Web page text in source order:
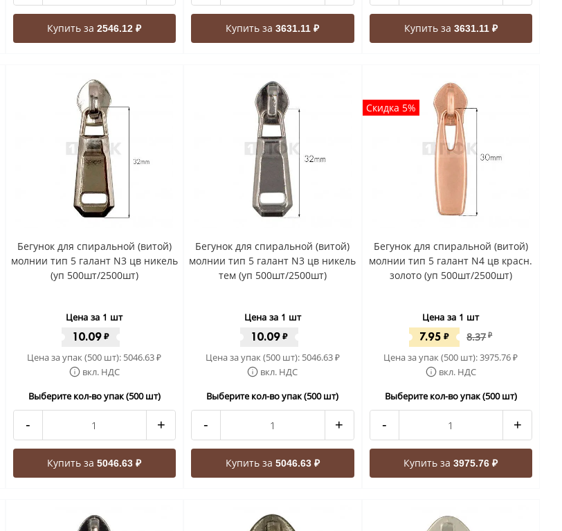
Купить за2546.12 ₽ Купить за3631.11 ₽ Купить за 3631.11 ₽
Бегунок для спиральной (витой)
молнии тип 5 галант N3 цв никель
(уп 500шт/2500шт)
Цена за 1 шт
10.09₽
Цена за упак (500 шт): 5046.63₽
вкл. НДС
Выберите кол-во упак (500 шт)
- +
Купить за5046.63 ₽
Бегунок для спиральной (витой)
молнии тип 5 галант N3 цв никель
тем (уп 500шт/2500шт)
Цена за 1 шт
10.09₽
Цена за упак (500 шт): 5046.63₽
вкл. НДС
Выберите кол-во упак (500 шт)
- +
Купить за 5046.63 ₽
Скидка 5%
Бегунок для спиральной (витой)
молнии тип 5 галант N4 цв красн.
золото (уп 500шт/2500шт)
Цена за 1 шт
7.95 ₽ 8.37 ₽
Цена за упак (500 шт):3975.76₽
вкл. НДС
Выберите кол-во упак (500 шт)
- +
Купить за3975.76 ₽